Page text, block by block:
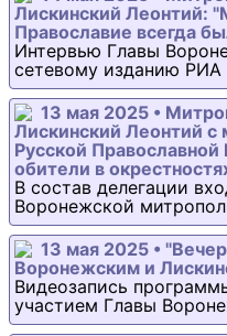
Лискинский Леонтий:
Православие всегда
Интервью Главы
сетевому изданию РИА
13 мая 2025 •
Лискинский Леонтий
Русской
обители в
В состав делегации
Воронежской
13 мая 2025 •
Воронежским и
Видеозапись
участием Главы